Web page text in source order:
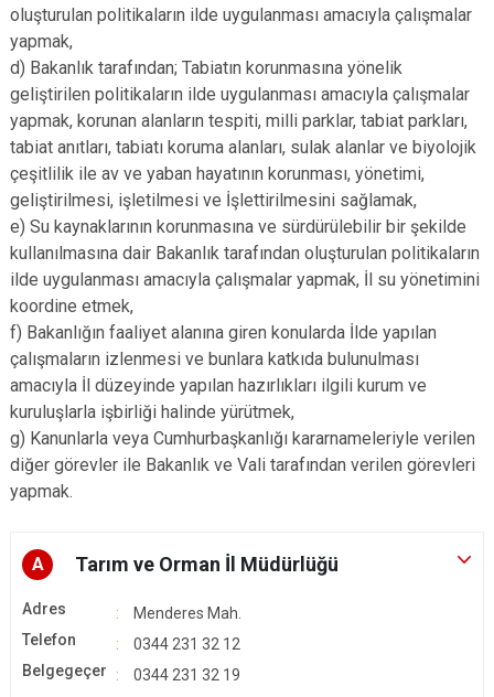
oluşturulan politikaların ilde uygulanması amacıyla çalışmalar
yapmak,
d) Bakanlık tarafından; Tabiatın korunmasına yönelik
geliştirilen politikaların ilde uygulanması amacıyla çalışmalar
yapmak, korunan alanların tespiti, milli parklar, tabiat parkları,
tabiat anıtları, tabiatı koruma alanları, sulak alanlar ve biyolojik
çeşitlilik ile av ve yaban hayatının korunması, yönetimi,
geliştirilmesi, işletilmesi ve İşlettirilmesini sağlamak,
e) Su kaynaklarının korunmasına ve sürdürülebilir bir şekilde
kullanılmasına dair Bakanlık tarafından oluşturulan politikaların
ilde uygulanması amacıyla çalışmalar yapmak, İl su yönetimini
koordine etmek,
f) Bakanlığın faaliyet alanına giren konularda İlde yapılan
çalışmaların izlenmesi ve bunlara katkıda bulunulması
amacıyla İl düzeyinde yapılan hazırlıkları ilgili kurum ve
kuruluşlarla işbirliği halinde yürütmek,
g) Kanunlarla veya Cumhurbaşkanlığı kararnameleriyle verilen
diğer görevler ile Bakanlık ve Vali tarafından verilen görevleri
yapmak.
A Tarım ve Orman İl Müdürlüğü
Adres
Menderes Mah.
Telefon
0344 231 32 12
Belgegeçer
0344 231 32 19